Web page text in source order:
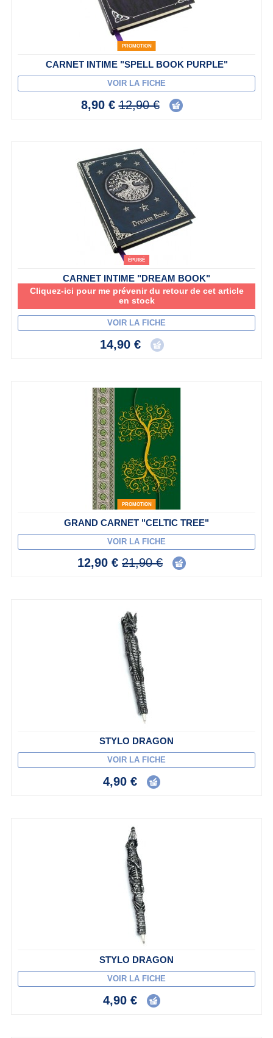
PROMOTION
CARNET INTIME "SPELL BOOK PURPLE"
VOIR LA FICHE
8,90 €12,90 €
ÉPUISÉ
CARNET INTIME "DREAM BOOK"
Cliquez-ici pour me prévenir du retour de cet article
en stock
VOIR LA FICHE
14,90 €
PROMOTION
GRAND CARNET "CELTIC TREE"
VOIR LA FICHE
12,90 € 21,90 €
STYLO DRAGON
VOIR LA FICHE
4,90 €
STYLO DRAGON
VOIR LA FICHE
4,90 €